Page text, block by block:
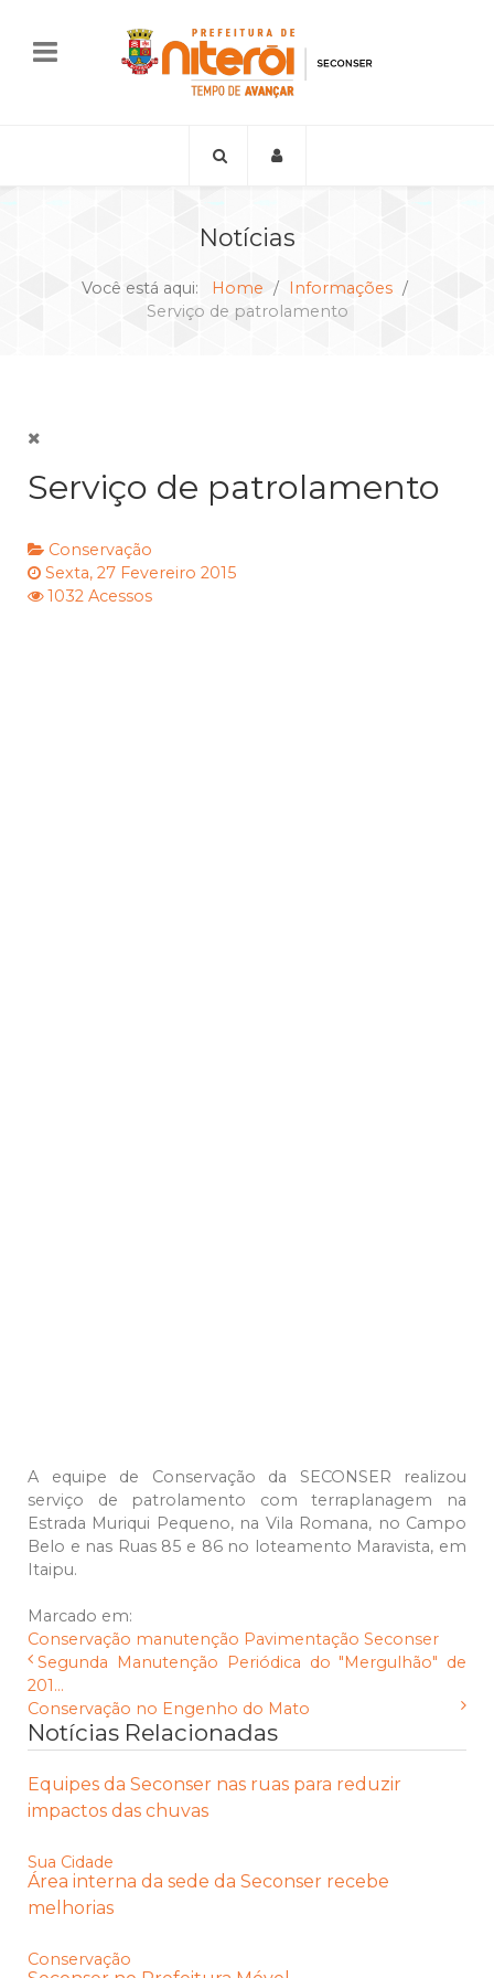
Notícias
Você está aqui: Home
Informações
Serviço de patrolamento
Serviço de patrolamento
Conservação
Sexta, 27 Fevereiro 2015
1032 Acessos
A equipe de Conservação da SECONSER realizou
serviço de patrolamento com terraplanagem na
Estrada Muriqui Pequeno, na Vila Romana, no Campo
Belo e nas Ruas 85 e 86 no loteamento Maravista, em
Itaipu.
Marcado em:
Conservação manutenção Pavimentação Seconser
Segunda Manutenção Periódica do "Mergulhão" de
201...
Conservação no Engenho do Mato
Notícias Relacionadas
Equipes da Seconser nas ruas para reduzir
impactos das chuvas
Sua Cidade
Área interna da sede da Seconser recebe
melhorias
Conservação